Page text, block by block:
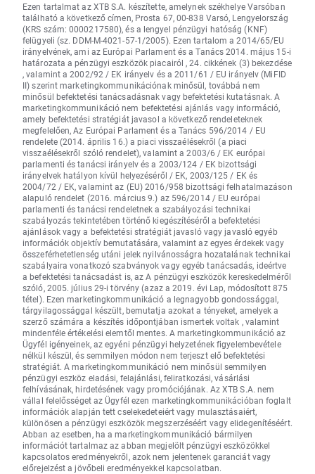
Ezen tartalmat az XTB S.A. készítette, amelynek székhelye Varsóban
található a következő címen, Prosta 67, 00-838 Varsó, Lengyelország
(KRS szám: 0000217580), és a lengyel pénzügyi hatóság (KNF)
felügyeli (sz. DDM-M-4021-57-1/2005). Ezen tartalom a 2014/65/EU
irányelvének, ami az Európai Parlament és a Tanács 2014. május 15-i
határozata a pénzügyi eszközök piacairól , 24. cikkének (3) bekezdése
, valamint a 2002/92 / EK irányelv és a 2011/61 / EU irányelv (MiFID
II) szerint marketingkommunikációnak minősül, továbbá nem
minősül befektetési tanácsadásnak vagy befektetési kutatásnak. A
marketingkommunikáció nem befektetési ajánlás vagy információ,
amely befektetési stratégiát javasol a következő rendeleteknek
megfelelően, Az Európai Parlament és a Tanács 596/2014 / EU
rendelete (2014. április 16.) a piaci visszaélésekről (a piaci
visszaélésekről szóló rendelet), valamint a 2003/6 / EK európai
parlamenti és tanácsi irányelv és a 2003/124 / EK bizottsági
irányelvek hatályon kívül helyezéséről / EK, 2003/125 / EK és
2004/72 / EK, valamint az (EU) 2016/958 bizottsági felhatalmazáson
alapuló rendelet (2016. március 9.) az 596/2014 / EU európai
parlamenti és tanácsi rendeletnek a szabályozási technikai
szabályozás tekintetében történő kiegészítéséről a befektetési
ajánlások vagy a befektetési stratégiát javasló vagy javasló egyéb
információk objektív bemutatására, valamint az egyes érdekek vagy
összeférhetetlenség utáni jelek nyilvánosságra hozatalának technikai
szabályaira vonatkozó szabványok vagy egyéb tanácsadás, ideértve
a befektetési tanácsadást is, az A pénzügyi eszközök kereskedelméről
szóló, 2005. július 29-i törvény (azaz a 2019. évi Lap, módosított 875
tétel). Ezen marketingkommunikáció a legnagyobb gondossággal,
tárgyilagossággal készült, bemutatja azokat a tényeket, amelyek a
szerző számára a készítés időpontjában ismertek voltak , valamint
mindenféle értékelési elemtől mentes. A marketingkommunikáció az
Ügyfél igényeinek, az egyéni pénzügyi helyzetének figyelembevétele
nélkül készül, és semmilyen módon nem terjeszt elő befektetési
stratégiát. A marketingkommunikáció nem minősül semmilyen
pénzügyi eszköz eladási, felajánlási, feliratkozási, vásárlási
felhívásának, hirdetésének vagy promóciójának. Az XTB S.A. nem
vállal felelősséget az Ügyfél ezen marketingkommunikációban foglalt
információk alapján tett cselekedeteiért vagy mulasztásaiért,
különösen a pénzügyi eszközök megszerzéséért vagy elidegenítéséért.
Abban az esetben, ha a marketingkommunikáció bármilyen
információt tartalmaz az abban megjelölt pénzügyi eszközökkel
kapcsolatos eredményekről, azok nem jelentenek garanciát vagy
előrejelzést a jövőbeli eredményekkel kapcsolatban.